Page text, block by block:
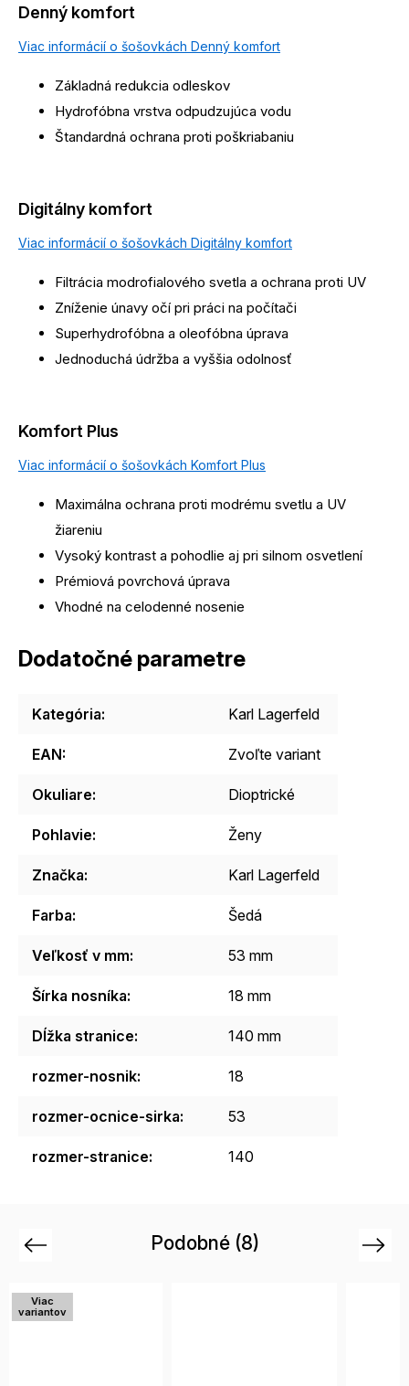
Denný komfort
Viac informácií o šošovkách Denný komfort
Základná redukcia odleskov
Hydrofóbna vrstva odpudzujúca vodu
Štandardná ochrana proti poškriabaniu
Digitálny komfort
Viac informácií o šošovkách Digitálny komfort
Filtrácia modrofialového svetla a ochrana proti UV
Zníženie únavy očí pri práci na počítači
Superhydrofóbna a oleofóbna úprava
Jednoduchá údržba a vyššia odolnosť
Komfort Plus
Viac informácií o šošovkách Komfort Plus
Maximálna ochrana proti modrému svetlu a UV
žiareniu
Vysoký kontrast a pohodlie aj pri silnom osvetlení
Prémiová povrchová úprava
Vhodné na celodenné nosenie
Dodatočné parametre
Kategória: Karl Lagerfeld
EAN: Zvoľte variant
Okuliare: Dioptrické
Pohlavie: Ženy
Značka: Karl Lagerfeld
Farba: Šedá
Veľkosť v mm: 53 mm
Šírka nosníka: 18 mm
Dĺžka stranice: 140 mm
rozmer-nosnik: 18
rozmer-ocnice-sirka: 53
rozmer-stranice: 140
Podobné (8)
Previous Next